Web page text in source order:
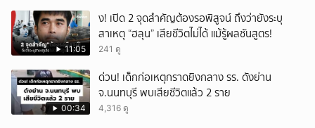
11:05
ึ้ง! เปิด 2 จุดสำคัญต้องรอพิสูจน์ ถึงว่ายังระบุ
สาเหตุ “ฮลุน” เสียชีวิตไม่ได้ แม้รู้ผลชันสูตร!
241 ดู
00:34
ด่วน! เด็กก่อเหตุกราดยิงกลาง รร. ดังย่าน
จ.นนทบุรี พบเสียชีวิตแล้ว 2 ราย
4,316 ดู